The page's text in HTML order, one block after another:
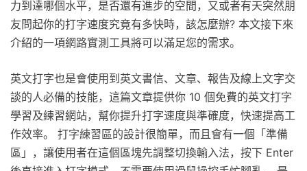
力到達哪個水平，是否還有進步的空間，又或者有天突然朋
友問起你的打字速度究竟有多快時，該怎麼辦? 本文接下來
介紹的一項網路實測工具將可以滿足您的需求。
英文打字也是會使用到英文書信、文章、報告及線上文字交
談的人必備的技能，這篇文章提供你 10 個免費的英文打字
學習及練習網站，幫你提升打字速度與準確度，快速提高工
作效率。 打字練習區的設計很簡單，而且會有一個「準備
區」，讓使用者在這個區塊先調整切換輸入法，按下 Enter